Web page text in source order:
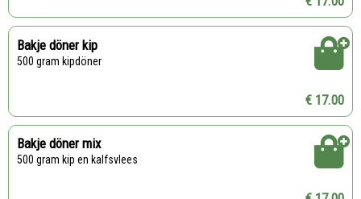
Bakje döner kip
500 gram kipdöner
€ 17.00
Bakje döner mix
500 gram kip en kalfsvlees